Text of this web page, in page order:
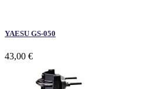
YAESU GS-050
43,00 €